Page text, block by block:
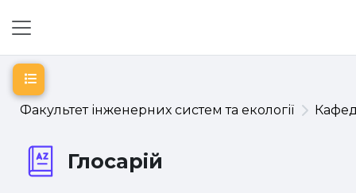
Факультет інженерних систем та екології
Глосарій
Відкритий покажчик курсу